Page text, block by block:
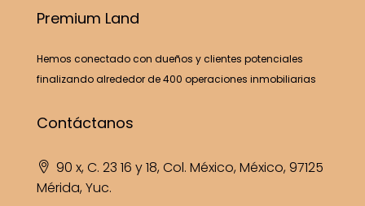
Premium Land
Hemos conectado con dueños y clientes potenciales
finalizando alrededor de 400 operaciones inmobiliarias
Contáctanos
90 x, C. 23 16 y 18, Col. México, México, 97125
Mérida, Yuc.